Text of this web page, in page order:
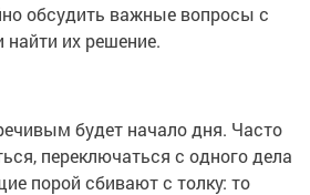
обсудить важные вопросы с
их решение.
будет начало дня. Часто
переключаться с одного дела
порой сбивают с толку: то